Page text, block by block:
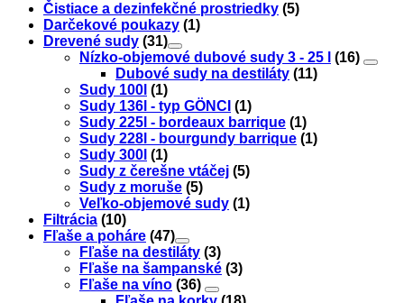
Čistiace a dezinfekčné prostriedky (5)
Darčekové poukazy (1)
Drevené sudy (31)
Nízko-objemové dubové sudy 3 - 25 l
(16)
Dubové sudy na destiláty (11)
Sudy 100l (1)
Sudy 136l - typ GÖNCI (1)
Sudy 225l - bordeaux barrique (1)
Sudy 228l - bourgundy barrique (1)
Sudy 300l (1)
Sudy z čerešne vtáčej (5)
Sudy z moruše (5)
Veľko-objemové sudy (1)
Filtrácia (10)
Fľaše a poháre (47)
Fľaše na destiláty (3)
Fľaše na šampanské (3)
Fľaše na víno (36)